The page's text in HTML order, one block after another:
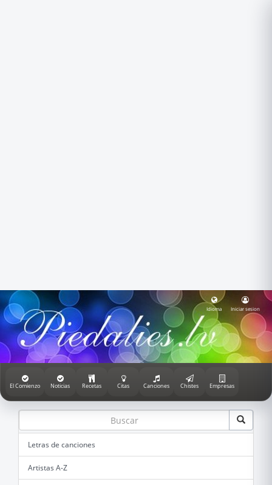
Idioma Iniciar sesion
El Comienzo Noticias Recetas Citas Canciones Chistes Empresas
Letras de canciones
Artistas A-Z